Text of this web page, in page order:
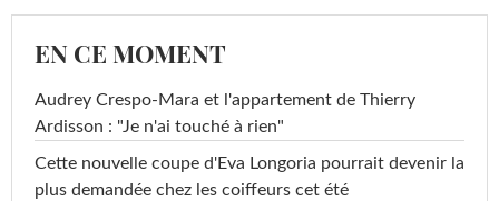
EN CE MOMENT
Audrey Crespo-Mara et l'appartement de Thierry
Ardisson : "Je n'ai touché à rien"
Cette nouvelle coupe d'Eva Longoria pourrait devenir la
plus demandée chez les coiffeurs cet été